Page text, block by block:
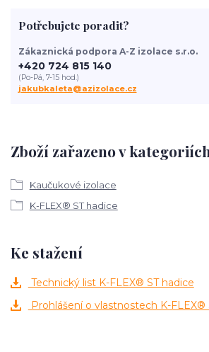
Zboží zařazeno v
Kaučukové izolace
K-FLEX® ST hadice
Potřebujete poradit?
Zákaznická podpora A-Z izolace s.r.o.
+420 724 815 140
(Po-Pá, 7-15 hod.)
jakubkaleta@azizolace.cz
Ke stažení
Technický list K-FLEX® ST hadice
Prohlášení o vlastnostech K-FLEX®